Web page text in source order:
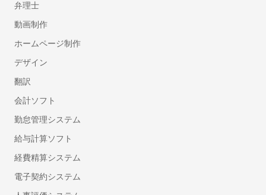
相続人調査・戸籍収集代行の行政書士
相続財産の調査代行の行政書士
遺産分割協議書作成代行の行政書士
自動車登録に強い行政書士
ドローン飛行許可申請代行の行政書士
デザイン
チラシデザイン・フライヤー作成
ロゴ作成
看板・のぼり作成
翻訳
弁理士
動画制作
ホームページ制作
デザイン
翻訳
会計ソフト
勤怠管理システム
給与計算ソフト
経費精算システム
電子契約システム